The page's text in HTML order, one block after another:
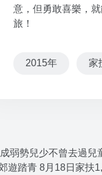
意，但勇敢喜樂，
旅！
2015年 家
弱勢兒少不曾去過兒
遊踏青 8月18日家扶